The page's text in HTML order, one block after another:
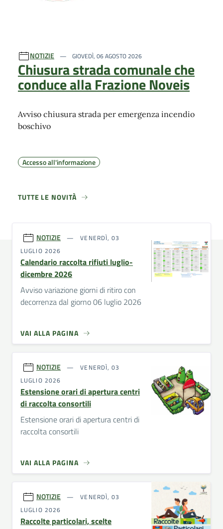
NOTIZIE GIOVEDÌ, 06 AGOSTO 2026
Chiusura strada comunale che
conduce alla Frazione Noveis
Avviso chiusura strada per emergenza incendio
boschivo
Accesso all'informazione
TUTTE LE NOVITÀ
NOTIZIE
VENERDÌ, 03
LUGLIO 2026
Calendario raccolta rifiuti luglio-
dicembre 2026
Avviso variazione giorni di ritiro con
decorrenza dal giorno 06 luglio 2026
VAI ALLA PAGINA
NOTIZIE
VENERDÌ, 03
LUGLIO 2026
Estensione orari di apertura centri
di raccolta consortili
Estensione orari di apertura centri di
raccolta consortili
VAI ALLA PAGINA
NOTIZIE
VENERDÌ, 03
LUGLIO 2026
Raccolte particolari, scelte